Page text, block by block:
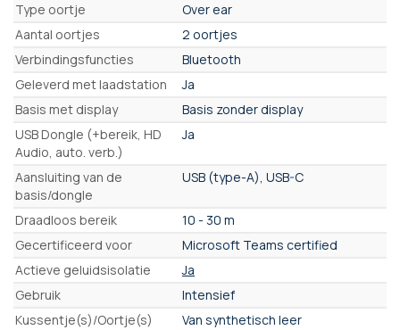
Type oortje
Over ear
Aantal oortjes
2 oortjes
Verbindingsfuncties
Bluetooth
Geleverd met laadstation
Ja
Basis met display
Basis zonder display
USB Dongle (+bereik, HD
Audio, auto. verb.)
Ja
Aansluiting van de
basis/dongle
USB (type-A), USB-C
Draadloos bereik
10 - 30 m
Gecertificeerd voor
Microsoft Teams certified
Actieve geluidsisolatie
Ja
Gebruik
Intensief
Kussentje(s)/Oortje(s)
Van synthetisch leer